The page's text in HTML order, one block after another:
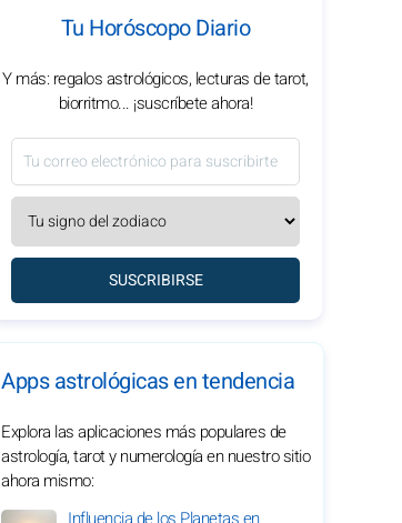
Tu Horóscopo Diario
Y más: regalos astrológicos, lecturas de tarot,
biorritmo... ¡suscríbete ahora!
SUSCRIBIRSE
Apps astrológicas en tendencia
Explora las aplicaciones más populares de
astrología, tarot y numerología en nuestro sitio
ahora mismo: